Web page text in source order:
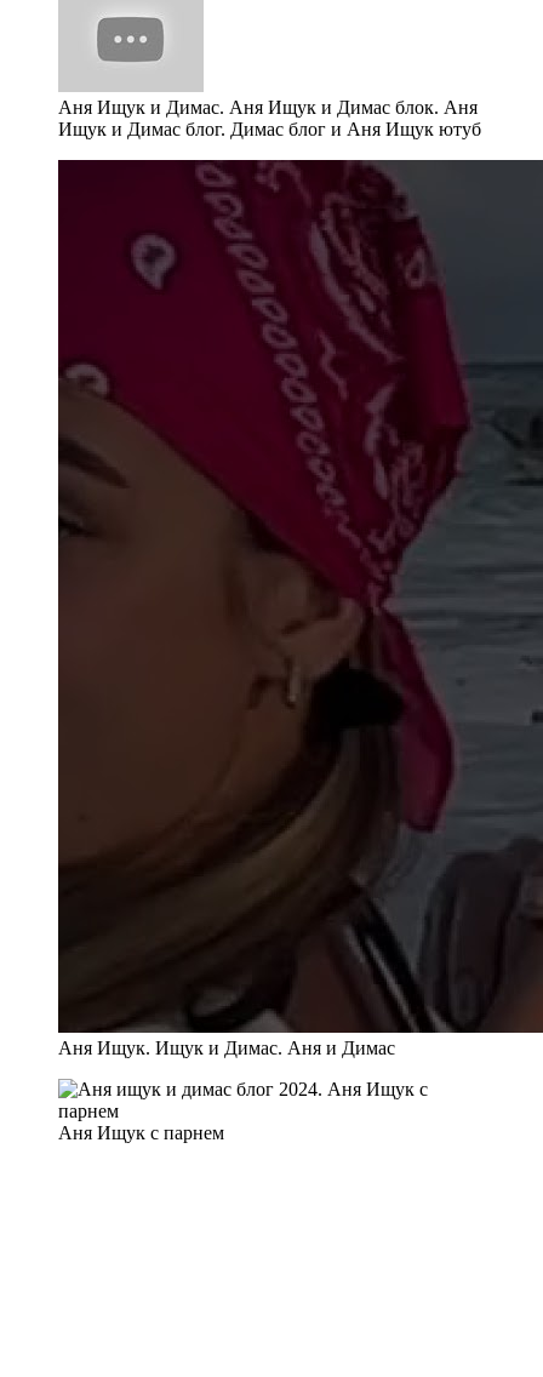
Аня Ищук и Димас. Аня Ищук и Димас блок. Аня
Ищук и Димас блог. Димас блог и Аня Ищук ютуб
Аня Ищук. Ищук и Димас. Аня и Димас
Аня Ищук с парнем